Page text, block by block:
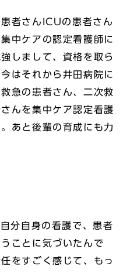
者さんICUの患者さん
中ケアの認定看護師に
しまして、資格を取ら
はそれから井田病院に
急の患者さん、二次救
んを集中ケア認定看護
あと後輩の育成にも力
分自身の看護で、患者
ことに気づいたんで
をすごく感じて、もっ